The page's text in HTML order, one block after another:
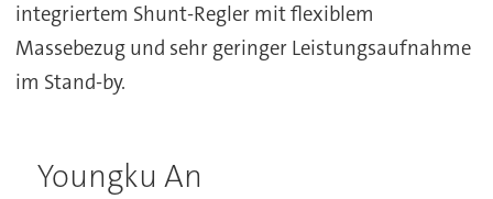
integriertem Shunt-Regler mit flexiblem
Massebezug und sehr geringer Leistungsaufnahme
im Stand-by.
Youngku An